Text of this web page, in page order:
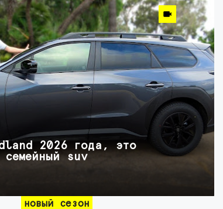
2026 года, это
семейный suv
новый сезон